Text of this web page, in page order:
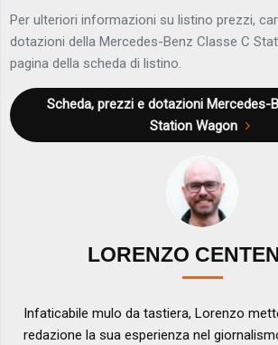
Per ulteriori informazioni su listino prezzi,
dotazioni della Mercedes-Benz Classe C
pagina della scheda di listino.
Scheda, prezzi e dotazioni Mercedes-
Station Wagon
LORENZO
Infaticabile mulo da tastiera, Lorenzo
redazione la sua esperienza nel